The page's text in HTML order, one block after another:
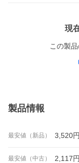
現
この製
製品情報
最安値（新品） 3,520円
最安値（中古） 2,117円